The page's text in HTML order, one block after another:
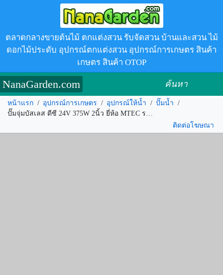
ตลาดกลางขายต้นไม้ ตกแต่งสวน รับจัดสวน บ้านและสวน ไม้
ดอกไม้ประดับ อุปกรณ์ตกแต่งสวน อุปกรณ์การเกษตร สินค้า
เกษตร สินค้า OTOP
NanaGarden.com ค้นหา
หน้าแรก / อุปกรณ์การเกษตร / อุปกรณ์ให้น้ำ / ปั๊มน้ำ /
ติดต่อโฆษณา